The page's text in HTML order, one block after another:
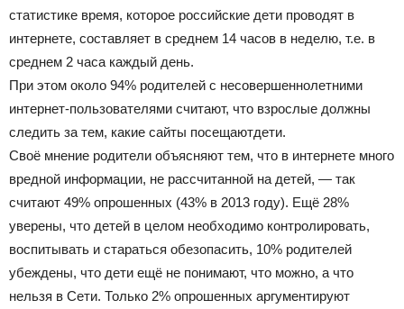
статистике время, которое российские дети проводят в
интернете, составляет в среднем 14 часов в неделю, т.е. в
среднем 2 часа каждый день.
При этом около 94% родителей с несовершеннолетними
интернет-пользователями считают, что взрослые должны
следить за тем, какие сайты посещаютдети.
Своё мнение родители объясняют тем, что в интернете много
вредной информации, не рассчитанной на детей, — так
считают 49% опрошенных (43% в 2013 году). Ещё 28%
уверены, что детей в целом необходимо контролировать,
воспитывать и стараться обезопасить, 10% родителей
убеждены, что дети ещё не понимают, что можно, а что
нельзя в Сети. Только 2% опрошенных аргументируют